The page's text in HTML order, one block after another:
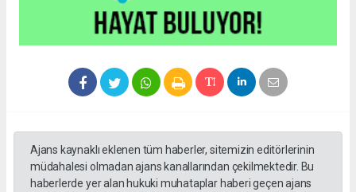
Ajans kaynaklı eklenen tüm haberler, sitemizin editörlerinin
müdahalesi olmadan ajans kanallarından çekilmektedir. Bu
haberlerde yer alan hukuki muhataplar haberi geçen ajans